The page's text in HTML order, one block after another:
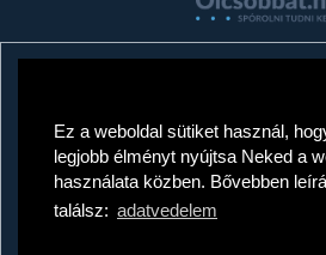
Ez a weboldal sütiket használ,
legjobb élményt nyújtsa Neked a
használata közben. Bővebben
találsz: adatvedelem
Tájékoztató az
TISZTELT
A kormány döntése alapján a
adathordozó termék
adattörlő kódot biztosítani
További információk a Nemzeti